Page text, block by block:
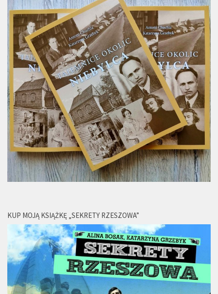
KUP MOJĄ KSIĄŻKĘ „SEKRETY RZESZOWA”